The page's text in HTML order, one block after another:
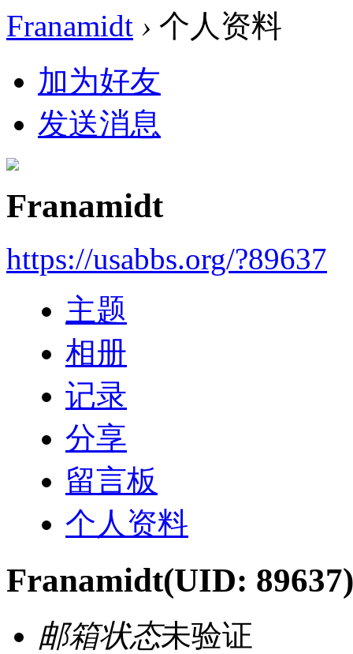
Franamidt › 个人资料
加为好友
发送消息
Franamidt
https://usabbs.org/?89637
主题
相册
记录
分享
留言板
个人资料
Franamidt(UID: 89637)
邮箱状态未验证